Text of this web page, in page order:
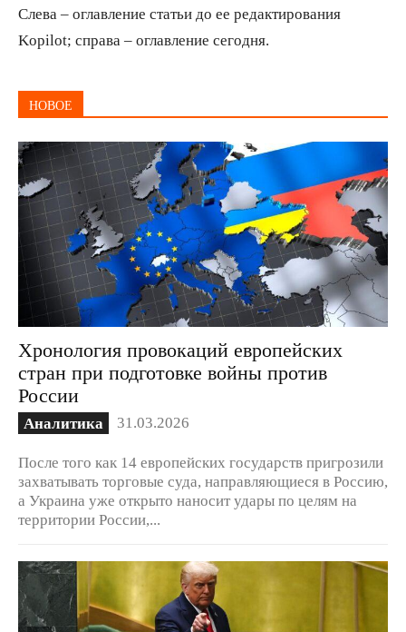
Слева – оглавление статьи до ее редактирования
Kopilot; справа – оглавление сегодня.
НОВОЕ
Хронология провокаций европейских
стран при подготовке войны против
России
Аналитика 31.03.2026
После того как 14 европейских государств пригрозили
захватывать торговые суда, направляющиеся в Россию,
а Украина уже открыто наносит удары по целям на
территории России,...